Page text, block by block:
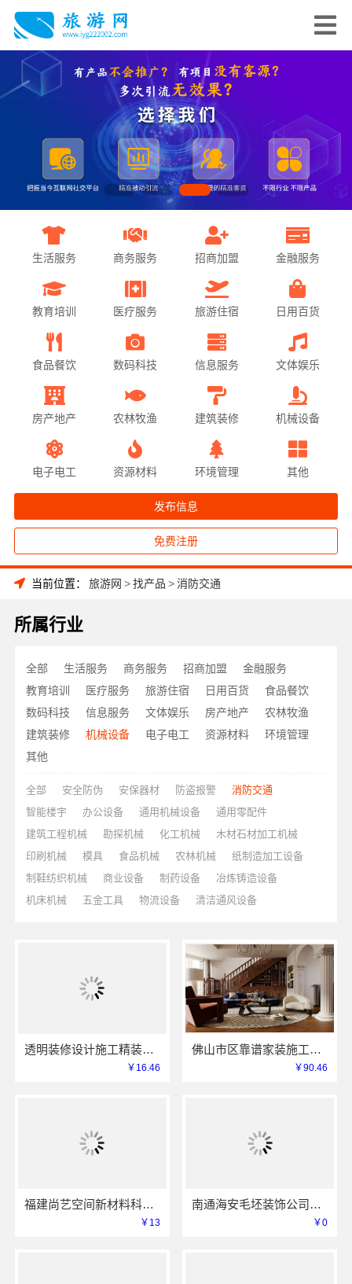
生活服务 商务服务 招商加盟 金融服务
教育培训 医疗服务 旅游住宿 日用百货
食品餐饮 数码科技 信息服务 文体娱乐
房产地产 农林牧渔 建筑装修 机械设备
电子电工 资源材料 环境管理 其他
发布信息
免费注册
当前位置： 旅游网 >找产品 >消防交通
所属行业
全部 生活服务 商务服务 招商加盟
金融服务
教育培训
医疗服务 旅游住宿 日用百货
食品餐饮
数码科技
信息服务 文体娱乐 房产地产
农林牧渔
建筑装修
机械设备 电子电工 资源材料
环境管理
其他
全部 安全防伪 安保器材 防盗报警
消防交通
智能楼宇
办公设备 通用机械设备
通用零配件
建筑工程机械
勘探机械 化工机械
木材石材加工机械
印刷机械
模具 食品机械 农林机械
纸制造加工设备
制鞋纺织机械
商业设备 制药设备
冶炼铸造设备
机床机械
五金工具 物流设备 清洁通风设备
透明装修设计施工精装，浙江臻美新型建材有限公司
￥16.46
佛山市区靠谱家装施工，佛山市雅居美家建筑装饰工程有限公司
￥90.46
福建尚艺空间新材料科技有限公司二手房装修口碑优选
￥13
南通海安毛坯装饰公司设计_南通宏域全宅装饰建材有限公司
￥0